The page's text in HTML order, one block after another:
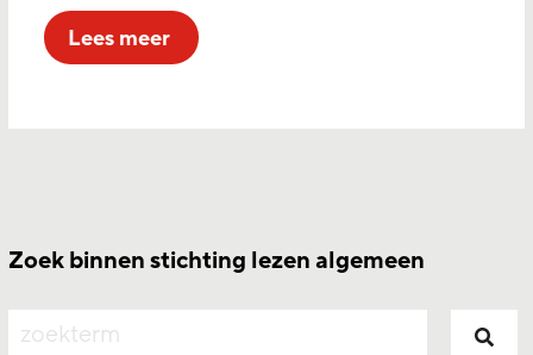
lees meer
Zoek binnen stichting lezen algemeen
zoeken